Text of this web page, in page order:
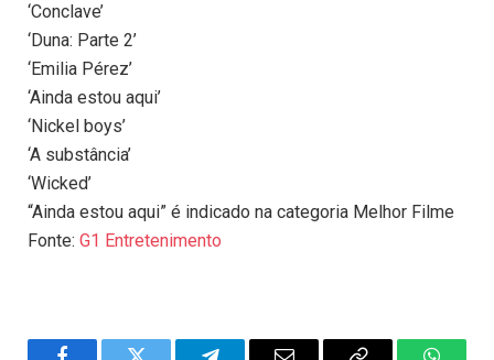
‘Conclave’
‘Duna: Parte 2’
‘Emilia Pérez’
‘Ainda estou aqui’
‘Nickel boys’
‘A substância’
‘Wicked’
“Ainda estou aqui” é indicado na categoria Melhor Filme
Fonte: G1 Entretenimento